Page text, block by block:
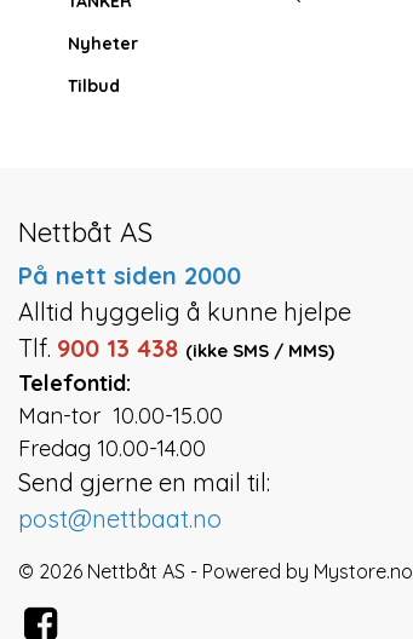
Nyheter
Tilbud
Nettbåt AS
På nett siden 2000
Alltid hyggelig å kunne hjelpe
Tlf. 900 13 438 (ikke SMS / MMS)
Telefontid:
Man-tor 10.00-15.00
Fredag 10.00-14.00
Send gjerne en mail til:
post@nettbaat.no
© 2026 Nettbåt AS - Powered by Mystore.no